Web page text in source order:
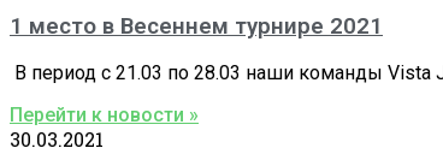
1 место в Весеннем турнире 2021
В период с 21.03 по 28.03 наши команды Vista
Перейти к новости »
30.03.2021